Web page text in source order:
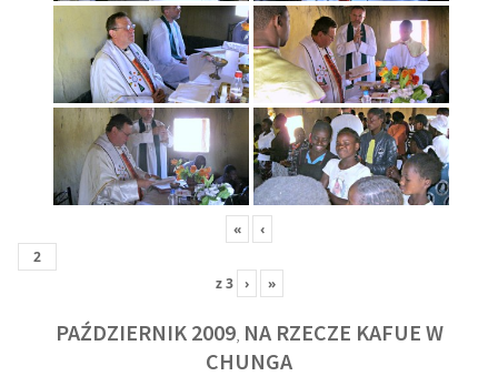
« ‹
z3 › »
PAŹDZIERNIK 2009, NA RZECZE KAFUE W
CHUNGA